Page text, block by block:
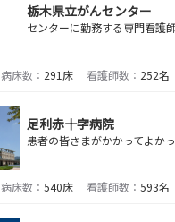
栃木県立がんセンター
病床数： 291床 看護師数： 252名
足利赤十字病院
病床数： 540床 看護師数： 593名